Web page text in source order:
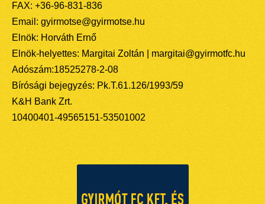
FAX: +36-96-831-836
Email: gyirmotse@gyirmotse.hu
Elnök: Horváth Ernő
Elnök-helyettes: Margitai Zoltán | margitai@gyirmotfc.hu
Adószám:18525278-2-08
Bírósági bejegyzés: Pk.T.61.126/1993/59
K&H Bank Zrt.
10400401-49565151-53501002